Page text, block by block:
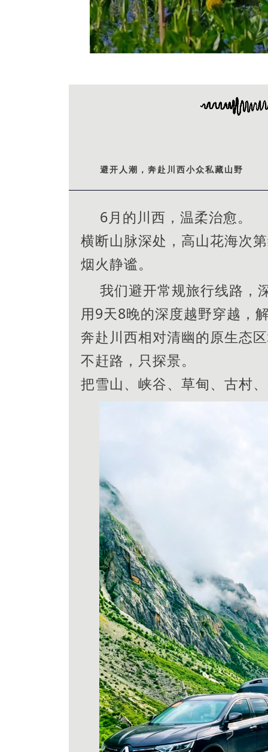
避开人潮，奔赴川西小众私藏山野
6月的川西，温柔治愈。
横断山脉深处，高山花海次
烟火静谧。
我们避开常规旅行线路，
用9天8晚的深度越野穿越，
奔赴川西相对清幽的原生态
不赶路，只探景。
把雪山、峡谷、草甸、古村